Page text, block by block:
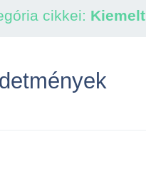
cikkei: Kiemelt